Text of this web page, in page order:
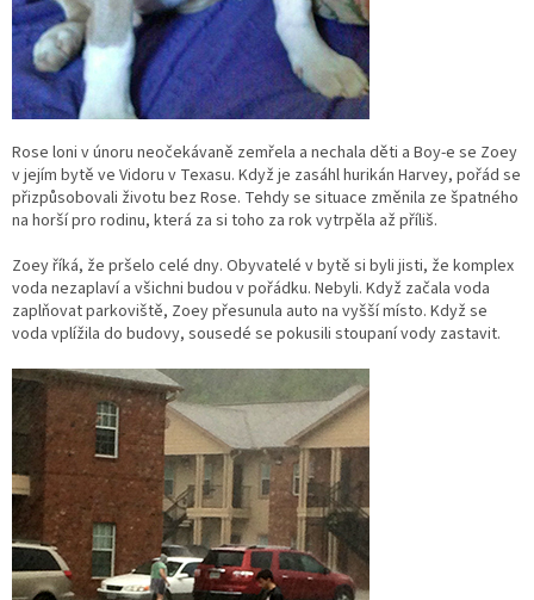
Rose loni v únoru neočekávaně zemřela a nechala děti a Boy-e se Zoey
v jejím bytě ve Vidoru v Texasu. Když je zasáhl hurikán Harvey, pořád se
přizpůsobovali životu bez Rose. Tehdy se situace změnila ze špatného
na horší pro rodinu, která za si toho za rok vytrpěla až příliš.
Zoey říká, že pršelo celé dny. Obyvatelé v bytě si byli jisti, že komplex
voda nezaplaví a všichni budou v pořádku. Nebyli. Když začala voda
zaplňovat parkoviště, Zoey přesunula auto na vyšší místo. Když se
voda vplížila do budovy, sousedé se pokusili stoupaní vody zastavit.